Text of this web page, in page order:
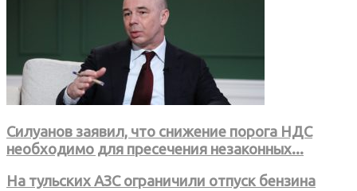
Силуанов заявил, что снижение порога НДС
необходимо для пресечения незаконных...
На тульских АЗС ограничили отпуск бензина